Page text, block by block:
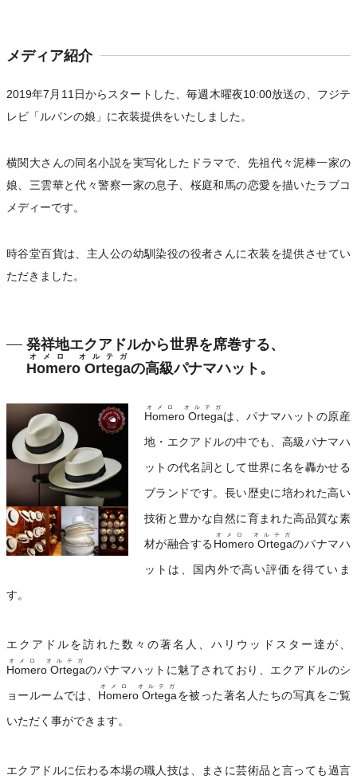
メディア紹介
2019年7月11日からスタートした、毎週木曜夜10:00放送の、フジテ
レビ「ルパンの娘」に衣装提供をいたしました。
横関大さんの同名小説を実写化したドラマで、先祖代々泥棒一家の
娘、三雲華と代々警察一家の息子、桜庭和馬の恋愛を描いたラブコ
メディーです。
時谷堂百貨は、主人公の幼馴染役の役者さんに衣装を提供させてい
ただきました。
発祥地エクアドルから世界を席巻する、
Homero Ortega
オメロ オルテガ
の高級パナマハット。
Homero Ortega
オメロ オルテガ
は、パナマハットの原産
地・エクアドルの中でも、高級パナマハ
ットの代名詞として世界に名を轟かせる
ブランドです。長い歴史に培われた高い
技術と豊かな自然に育まれた高品質な素
材が融合する Homero Ortega
オメロ オルテガ
のパナマハ
ットは、国内外で高い評価を得ていま
す。
エクアドルを訪れた数々の著名人、ハリウッドスター達が、
Homero Ortega
オメロ オルテガ
のパナマハットに魅了されており、エクアドルのシ
ョールームでは、 Homero Ortega
オメロ オルテガ
を被った著名人たちの写真をご覧
いただく事ができます。
エクアドルに伝わる本場の職人技は、まさに芸術品と言っても過言